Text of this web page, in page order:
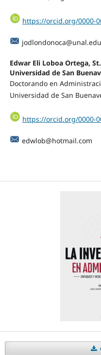
https://orcid.org/0000-
Edwar Eli Loboa Ortega,
Universidad de San
Doctorando en
Universidad de San
https://orcid.org/0000-
edwlob@hotmail.com